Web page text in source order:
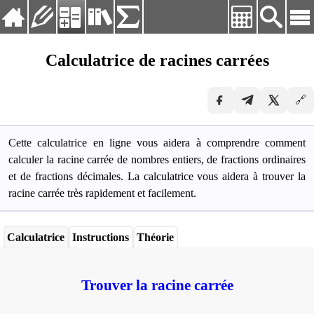
Langvig:
Français
Français
Русский
Українська
Bibliothèque
Formules
Calculatrice de racines carrées
🔗
Cette calculatrice en ligne vous aidera à comprendre comment
calculer la racine carrée de nombres entiers, de fractions ordinaires
et de fractions décimales. La calculatrice vous aidera à trouver la
racine carrée très rapidement et facilement.
Calculatrice Instructions Théorie
Trouver la racine carrée